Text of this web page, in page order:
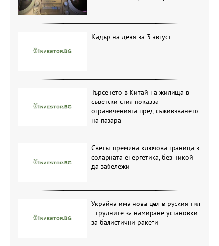
Кадър на деня за 3 август
Търсенето в Китай на жилища в
съветски стил показва
ограниченията пред съживяването
на пазара
Светът премина ключова граница в
соларната енергетика, без никой
да забележи
Украйна има нова цел в руския тил
- трудните за намиране установки
за балистични ракети